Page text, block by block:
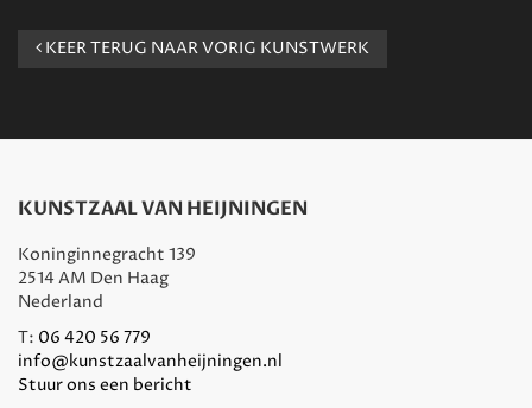
KEER TERUG NAAR VORIG KUNSTWERK
KUNSTZAAL VAN HEIJNINGEN
Koninginnegracht 139
2514 AM Den Haag
Nederland
T: 06 420 56 779
info@kunstzaalvanheijningen.nl
Stuur ons een bericht